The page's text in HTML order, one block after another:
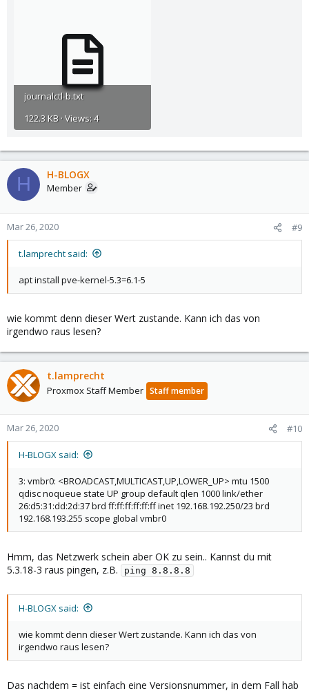
journalctl-b.txt
122.3 KB · Views: 4
H H-BLOGX
Member
Mar 26, 2020 #9
t.lamprecht said:
apt install pve-kernel-5.3=6.1-5
wie kommt denn dieser Wert zustande. Kann ich das von
irgendwo raus lesen?
t.lamprecht
Proxmox Staff Member Staff member
Mar 26, 2020 #10
H-BLOGX said:
3: vmbr0: <BROADCAST,MULTICAST,UP,LOWER_UP> mtu 1500
qdisc noqueue state UP group default qlen 1000 link/ether
26:d5:31:dd:2d:37 brd ff:ff:ff:ff:ff:ff inet 192.168.192.250/23 brd
192.168.193.255 scope global vmbr0
Hmm, das Netzwerk schein aber OK zu sein.. Kannst du mit
5.3.18-3 raus pingen, z.B.
ping 8.8.8.8
H-BLOGX said:
wie kommt denn dieser Wert zustande. Kann ich das von
irgendwo raus lesen?
Das nachdem = ist einfach eine Versionsnummer, in dem Fall hab